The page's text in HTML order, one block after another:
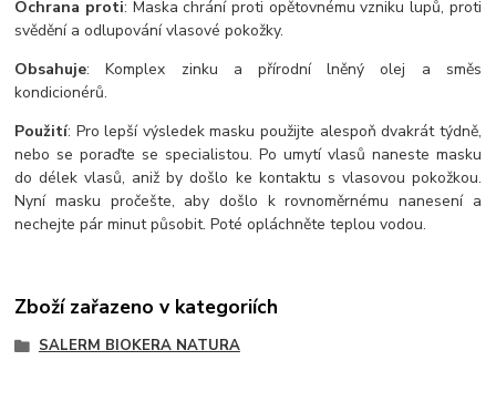
Ochrana proti: Maska chrání proti opětovnému vzniku lupů, proti
svědění a odlupování vlasové pokožky.
Obsahuje: Komplex zinku a přírodní lněný olej a směs
kondicionérů.
Použití: Pro lepší výsledek masku použijte alespoň dvakrát týdně,
nebo se poraďte se specialistou. Po umytí vlasů naneste masku
do délek vlasů, aniž by došlo ke kontaktu s vlasovou pokožkou.
Nyní masku pročešte, aby došlo k rovnoměrnému nanesení a
nechejte pár minut působit. Poté opláchněte teplou vodou.
Zboží zařazeno v kategoriích
SALERM BIOKERA NATURA